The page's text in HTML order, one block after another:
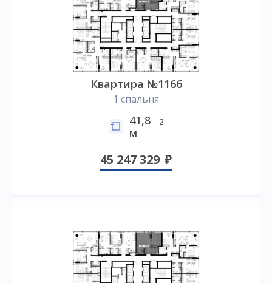
Квартира №1166
1 спальня
41,8
м
2
45 247 329